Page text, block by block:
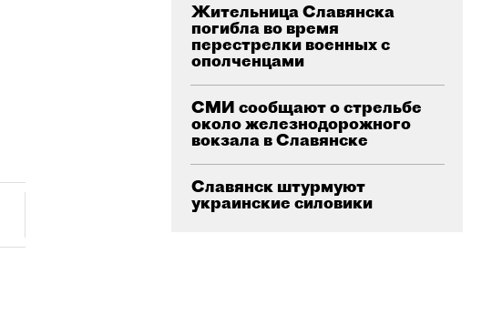
Жительница Славянска
погибла во время
перестрелки военных с
ополченцами
СМИ сообщают о стрельбе
около железнодорожного
вокзала в Славянске
Славянск штурмуют
украинские силовики